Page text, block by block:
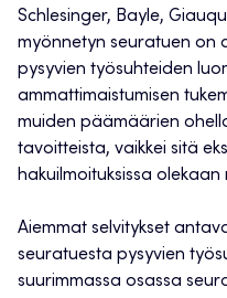
Schlesinger, Bayle,
myönnetyn seuratuen on
pysyvien työsuhteiden
ammattimaistumisen
muiden päämäärien
tavoitteista, vaikkei sitä
hakuilmoituksissa olekaan
Aiemmat selvitykset
seuratuesta pysyvien
suurimmassa osassa